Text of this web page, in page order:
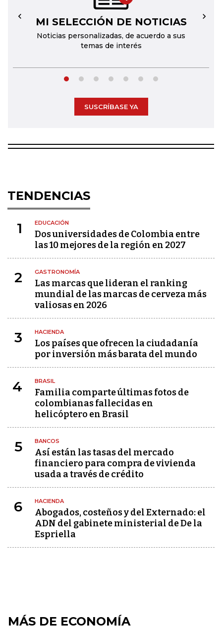
MI SELECCIÓN DE NOTICIAS
Noticias personalizadas, de acuerdo a sus
temas de interés
← →
SUSCRÍBASE YA
TENDENCIAS
1 EDUCACIÓN
Dos universidades de Colombia entre
las 10 mejores de la región en 2027
2 GASTRONOMÍA
Las marcas que lideran el ranking
mundial de las marcas de cerveza más
valiosas en 2026
3 HACIENDA
Los países que ofrecen la ciudadanía
por inversión más barata del mundo
4 BRASIL
Familia comparte últimas fotos de
colombianas fallecidas en
helicóptero en Brasil
5 BANCOS
Así están las tasas del mercado
financiero para compra de vivienda
usada a través de crédito
6 HACIENDA
Abogados, costeños y del Externado: el
ADN del gabinete ministerial de De la
Espriella
MÁS DE ECONOMÍA